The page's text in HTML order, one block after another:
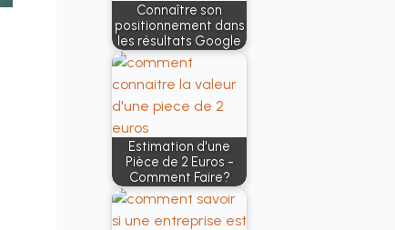
Connaître son
positionnement dans
les résultats Google
Estimation d'une
Pièce de 2 Euros -
Comment Faire?